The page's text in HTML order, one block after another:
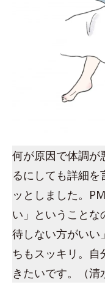
何が原因で体調が
るにしても詳細
ッとしました。
い」ということな
待しない方がいい
ちもスッキリ。自
きたいです。（清